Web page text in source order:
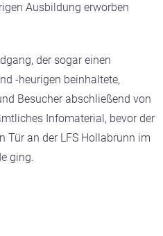
Ausbildung erworben
der sogar einen
-heurigen beinhaltete,
Besucher abschließend von
Infomaterial, bevor der
Tür an der LFS Hollabrunn im
ging.